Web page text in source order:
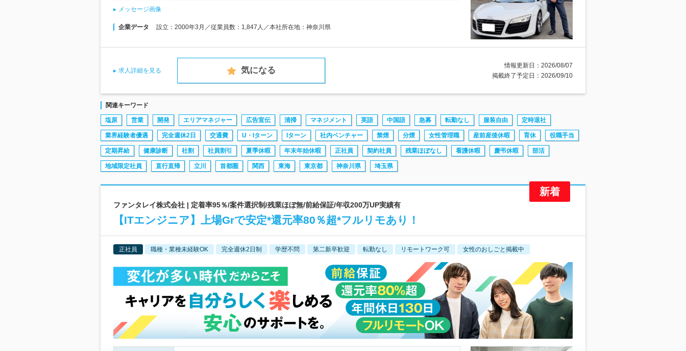
メッセージ画像
企業データ 設立：2000年3月／従業員数：1,847人／本社所在地：神奈川県
求人詳細を見る 気になる
情報更新日：2026/08/07
掲載終了予定日：2026/09/10
関連キーワード
塩原 営業 開発 エリアマネジャー 広告宣伝 清掃 マネジメント 英語 中国語 急募 転勤なし 服装自由 定時退社
業界経験者優遇 完全週休2日 交通費 U・Iターン Iターン 社内ベンチャー 禁煙 分煙 女性管理職 産前産後休暇 育休 役職手当
定期昇給 健康診断 社割 社員割引 夏季休暇 年末年始休暇 正社員 契約社員 残業ほぼなし 看護休暇 慶弔休暇 部活
地域限定社員 直行直帰 立川 首都圏 関西 東海 東京都 神奈川県 埼玉県
ファンタレイ株式会社 | 定着率95％/案件選択制/残業ほぼ無/前給保証/年収200万UP実績有
【ITエンジニア】上場Grで安定*還元率80％超*フルリモあり！
正社員 職種・業種未経験OK 完全週休2日制 学歴不問 第二新卒歓迎 転勤なし リモートワーク可 女性のおしごと掲載中